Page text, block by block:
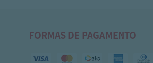
FORMAS DE PAGAMENTO